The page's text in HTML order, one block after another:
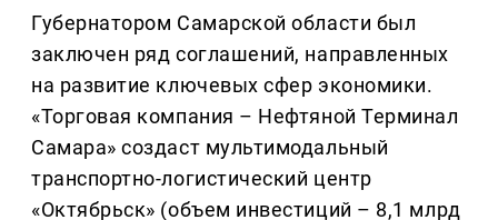
Губернатором Самарской области был
заключен ряд соглашений, направленных
на развитие ключевых сфер экономики.
«Торговая компания – Нефтяной Терминал
Самара» создаст мультимодальный
транспортно‑логистический центр
«Октябрьск» (объем инвестиций – 8,1 млрд